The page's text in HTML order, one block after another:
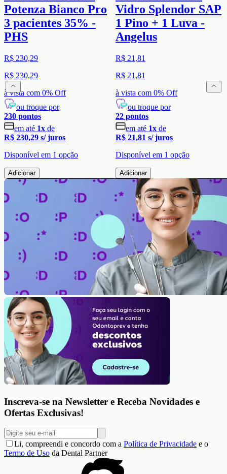
Potenza Bianco Pro
3 pacientes 35% -
PHS
R$ 230,29
R$ 230,29
à vista com 0% Off
ou troque por
230 pontos
em até 1x de
R$ 230,29 s/ juros
Disponível em 1 opção
Adicionar
Vidro Splendor SAP
1 Pino + 1 Luva -
Angelus
R$ 21,81
R$ 21,81
à vista com 0% Off
ou troque por
22 pontos
em até 1x de
R$ 21,81 s/ juros
Disponível em 1 opção
Adicionar
Inscreva-se na Newsletter e Receba Novidades e
Ofertas Exclusivas!
Li, compreendi e concordo com a Política de Privacidade e o
Termo de Uso da Dental Partner